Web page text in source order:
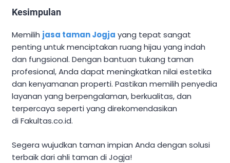
Kesimpulan
Memilih jasa taman Jogja yang tepat sangat
penting untuk menciptakan ruang hijau yang indah
dan fungsional. Dengan bantuan tukang taman
profesional, Anda dapat meningkatkan nilai estetika
dan kenyamanan properti. Pastikan memilih penyedia
layanan yang berpengalaman, berkualitas, dan
terpercaya seperti yang direkomendasikan
di Fakultas.co.id.
Segera wujudkan taman impian Anda dengan solusi
terbaik dari ahli taman di Jogja!